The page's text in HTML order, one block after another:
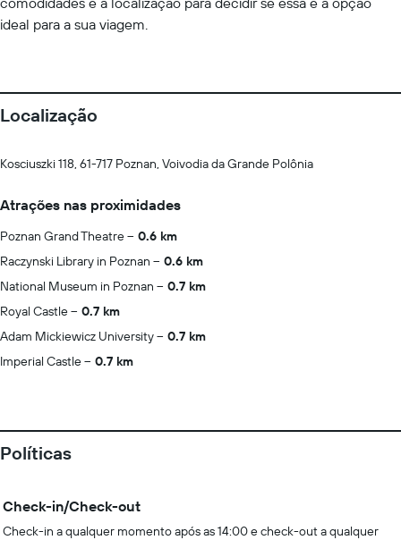
ideal para a sua viagem.
Localização
Kosciuszki 118, 61-717 Poznan, Voivodia da Grande Polônia
Atrações nas proximidades
Poznan Grand Theatre
0.6 km
Raczynski Library in Poznan
0.6 km
National Museum in Poznan
0.7 km
Royal Castle
0.7 km
Adam Mickiewicz University
0.7 km
Imperial Castle
0.7 km
Políticas
Check-in/Check-out
Check-in a qualquer momento após as 14:00 e check-out a qualquer